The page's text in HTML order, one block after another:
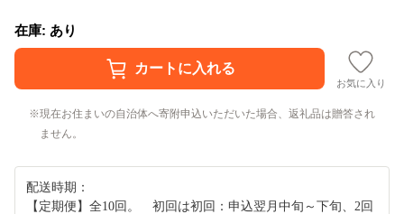
在庫: あり
お気に入り
現在お住まいの自治体へ寄附申込いただいた場合、返礼品は贈答され
ません。
配送時期：
【定期便】全10回。 初回は初回：申込翌月中旬～下旬、2回